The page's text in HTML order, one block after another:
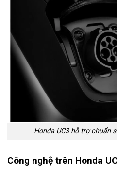
Honda UC3 hỗ trợ chuẩn
Công nghệ trên Honda